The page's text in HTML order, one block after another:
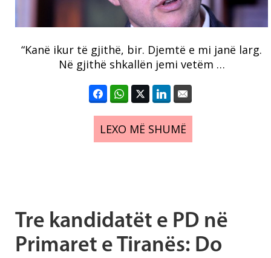
“Kanë ikur të gjithë, bir. Djemtë e mi janë larg.
Në gjithë shkallën jemi vetëm …
LEXO MË SHUMË
Tre kandidatët e PD në
Primaret e Tiranës: Do